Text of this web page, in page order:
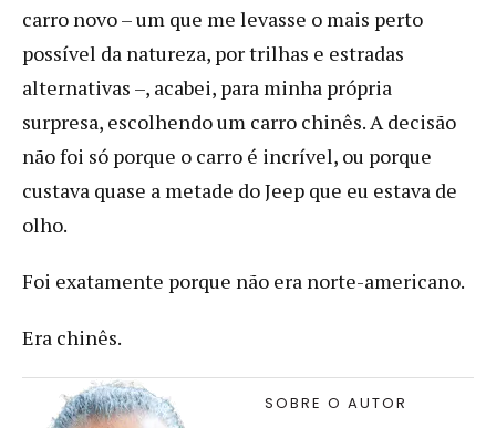
carro novo – um que me levasse o mais perto
possível da natureza, por trilhas e estradas
alternativas –, acabei, para minha própria
surpresa, escolhendo um carro chinês. A decisão
não foi só porque o carro é incrível, ou porque
custava quase a metade do Jeep que eu estava de
olho.
Foi exatamente porque não era norte-americano.
Era chinês.
SOBRE O AUTOR